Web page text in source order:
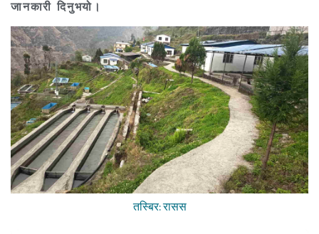
जानकारी दिनुभयो।
तस्बिर: रासस